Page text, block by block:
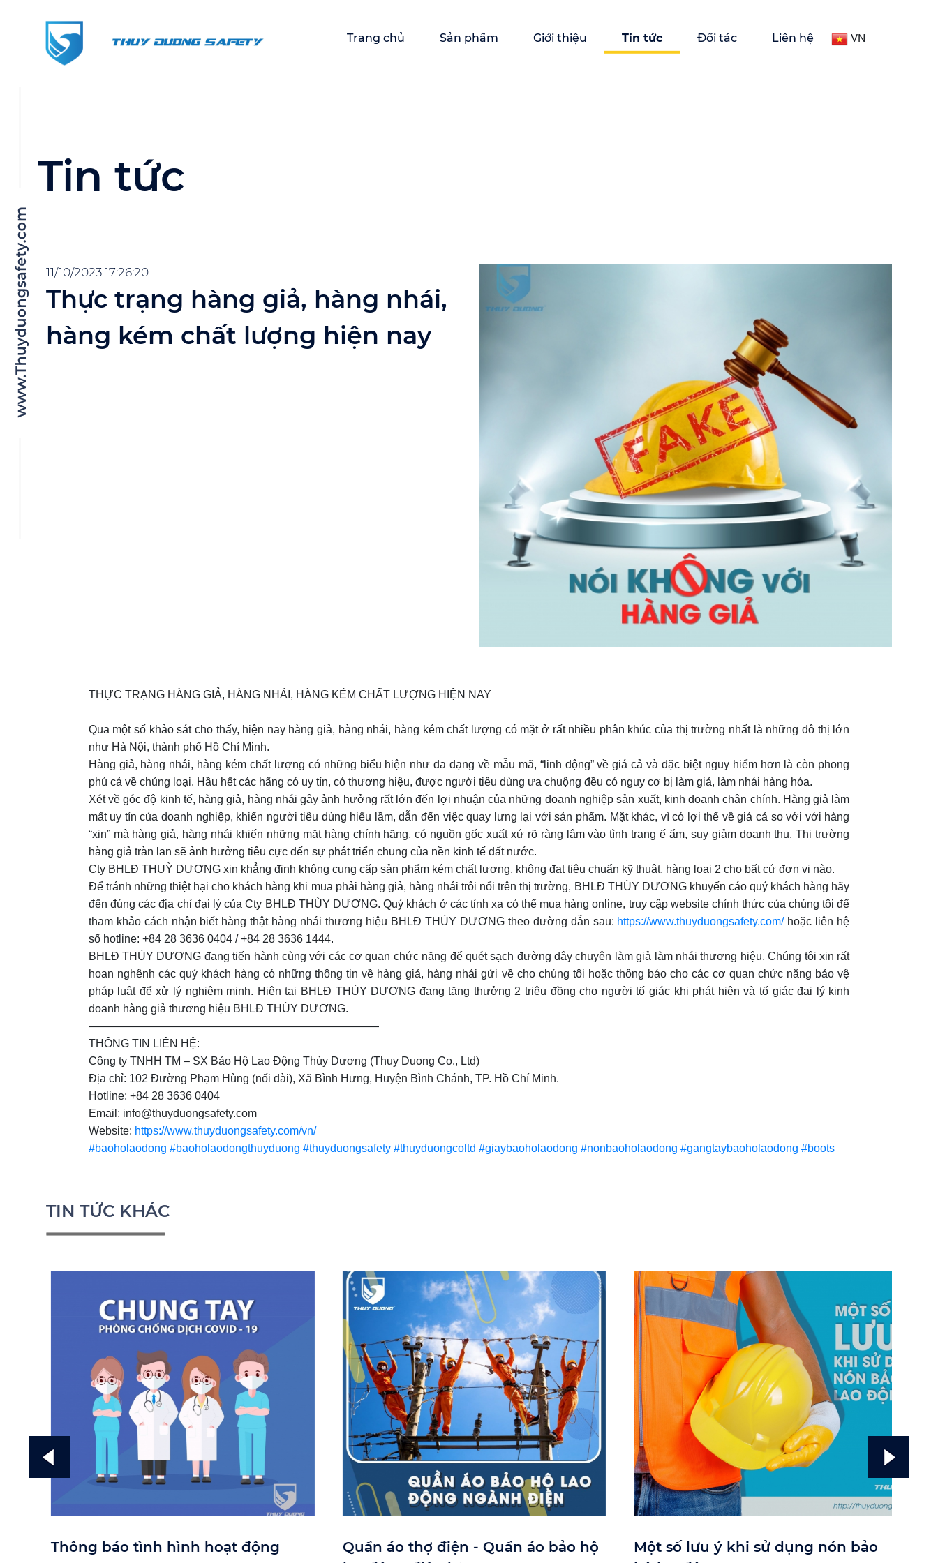
Trang chủ Sản phẩm Giới thiệu Tin tức Đối tác Liên hệ VN
Tin tức
11/10/2023 17:26:20
Thực trạng hàng giả, hàng nhái,
hàng kém chất lượng hiện nay
THỰC TRẠNG HÀNG GIẢ, HÀNG NHÁI, HÀNG KÉM CHẤT LƯỢNG HIỆN NAY
Qua một số khảo sát cho thấy, hiện nay hàng giả, hàng nhái, hàng kém chất lượng có mặt ở rất nhiều phân khúc của thị trường nhất là những đô thị lớn
như Hà Nội, thành phố Hồ Chí Minh.
Hàng giả, hàng nhái, hàng kém chất lượng có những biểu hiện như đa dạng về mẫu mã, “linh động” về giá cả và đặc biệt nguy hiểm hơn là còn phong
phú cả về chủng loại. Hầu hết các hãng có uy tín, có thương hiệu, được người tiêu dùng ưa chuộng đều có nguy cơ bị làm giả, làm nhái hàng hóa.
Xét về góc độ kinh tế, hàng giả, hàng nhái gây ảnh hưởng rất lớn đến lợi nhuận của những doanh nghiệp sản xuất, kinh doanh chân chính. Hàng giả làm
mất uy tín của doanh nghiệp, khiến người tiêu dùng hiểu lầm, dẫn đến việc quay lưng lại với sản phẩm. Mặt khác, vì có lợi thế về giá cả so với với hàng
“xịn” mà hàng giả, hàng nhái khiến những mặt hàng chính hãng, có nguồn gốc xuất xứ rõ ràng lâm vào tình trạng ế ẩm, suy giảm doanh thu. Thị trường
hàng giả tràn lan sẽ ảnh hưởng tiêu cực đến sự phát triển chung của nền kinh tế đất nước.
Cty BHLĐ THUỲ DƯƠNG xin khẳng định không cung cấp sản phẩm kém chất lượng, không đạt tiêu chuẩn kỹ thuật, hàng loại 2 cho bất cứ đơn vị nào.
Để tránh những thiệt hại cho khách hàng khi mua phải hàng giả, hàng nhái trôi nổi trên thị trường, BHLĐ THÙY DƯƠNG khuyến cáo quý khách hàng hãy
đến đúng các địa chỉ đại lý của Cty BHLĐ THÙY DƯƠNG. Quý khách ở các tỉnh xa có thể mua hàng online, truy cập website chính thức của chúng tôi để
tham khảo cách nhận biết hàng thật hàng nhái thương hiệu BHLĐ THÙY DƯƠNG theo đường dẫn sau: https://www.thuyduongsafety.com/hoặc liên hệ
số hotline: +84 28 3636 0404 / +84 28 3636 1444.
BHLĐ THÙY DƯƠNG đang tiến hành cùng với các cơ quan chức năng để quét sạch đường dây chuyên làm giả làm nhái thương hiệu. Chúng tôi xin rất
hoan nghênh các quý khách hàng có những thông tin về hàng giả, hàng nhái gửi về cho chúng tôi hoặc thông báo cho các cơ quan chức năng bảo vệ
pháp luật để xử lý nghiêm minh. Hiện tại BHLĐ THÙY DƯƠNG đang tặng thưởng 2 triệu đồng cho người tố giác khi phát hiện và tố giác đại lý kinh
doanh hàng giả thương hiệu BHLĐ THÙY DƯƠNG.
——————————————————————————
THÔNG TIN LIÊN HỆ:
Công ty TNHH TM – SX Bảo Hộ Lao Động Thùy Dương (Thuy Duong Co., Ltd)
Địa chỉ: 102 Đường Phạm Hùng (nối dài), Xã Bình Hưng, Huyện Bình Chánh, TP. Hồ Chí Minh.
Hotline: +84 28 3636 0404
Email: info@thuyduongsafety.com
Website: https://www.thuyduongsafety.com/vn/
#baoholaodong #baoholaodongthuyduong #thuyduongsafety #thuyduongcoltd #giaybaoholaodong #nonbaoholaodong #gangtaybaoholaodong #boots
TIN TỨC KHÁC
Thông báo tình hình hoạt động
Quần áo thợ điện - Quần áo bảo hộ
Một số lưu ý khi sử dụng nón bảo